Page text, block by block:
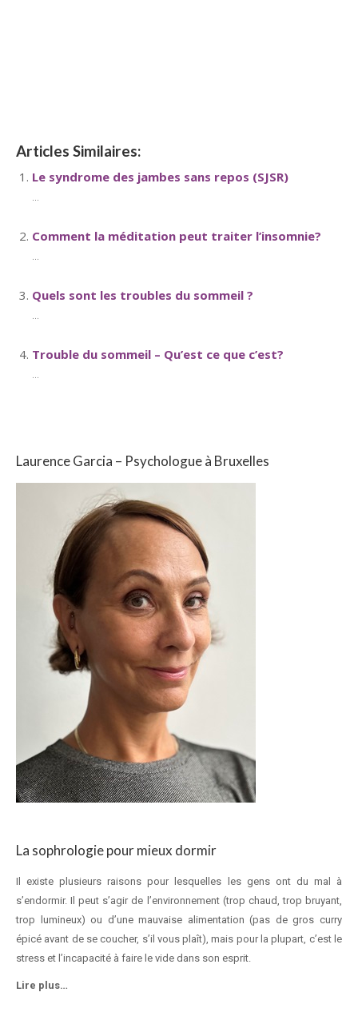
Articles Similaires:
Le syndrome des jambes sans repos (SJSR)
Comment la méditation peut traiter l’insomnie?
Quels sont les troubles du sommeil ?
Trouble du sommeil – Qu’est ce que c’est?
Laurence Garcia – Psychologue à Bruxelles
La sophrologie pour mieux dormir
Il existe plusieurs raisons pour lesquelles les gens ont du mal à
s’endormir. Il peut s’agir de l’environnement (trop chaud, trop bruyant,
trop lumineux) ou d’une mauvaise alimentation (pas de gros curry
épicé avant de se coucher, s’il vous plaît), mais pour la plupart, c’est le
stress et l’incapacité à faire le vide dans son esprit.
Lire plus…